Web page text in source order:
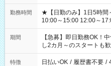
勤務時間
★【日勤のみ】1日5時間～OK！ ≪シフト例≫
10:00～15:00 12:00～
期間
【急募】即日勤務OK
し2カ月～のスタートも歓
特徴 日払いOK / 履歴書不要 /